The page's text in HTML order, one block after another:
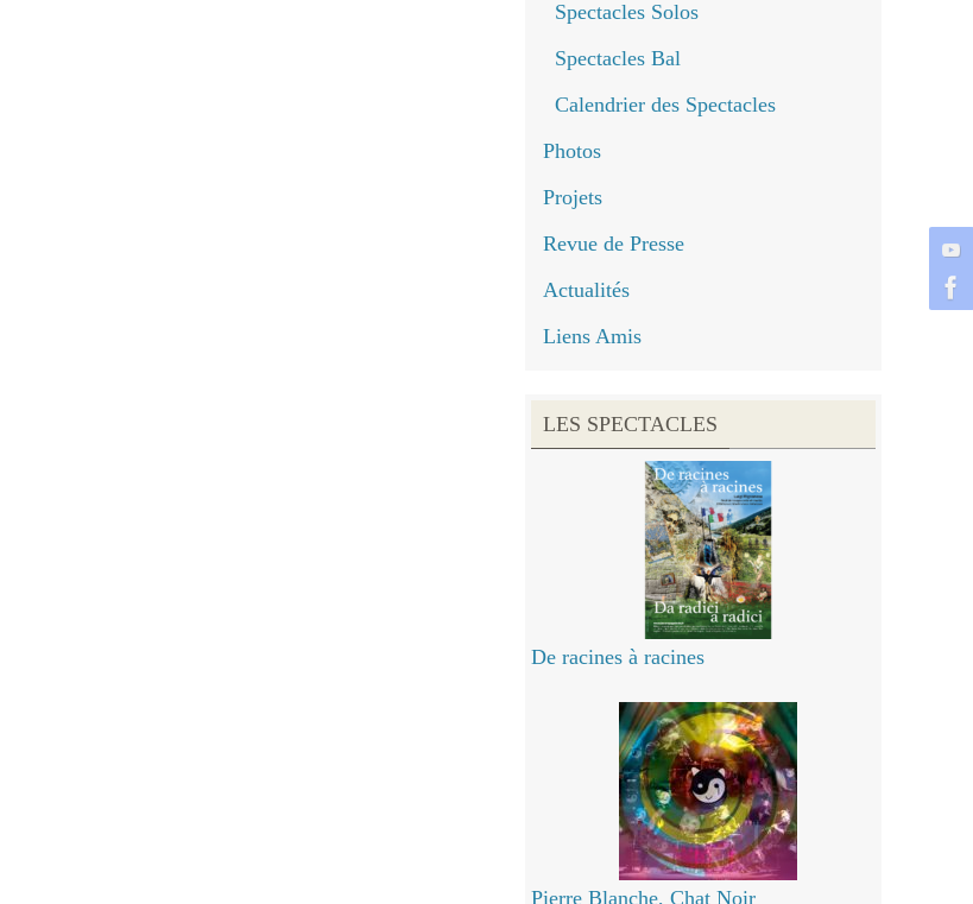
Spectacles Solos
Spectacles Bal
Calendrier des Spectacles
Photos
Projets
Revue de Presse
Actualités
Liens Amis
LES SPECTACLES
De racines à racines
Pierre Blanche, Chat Noir